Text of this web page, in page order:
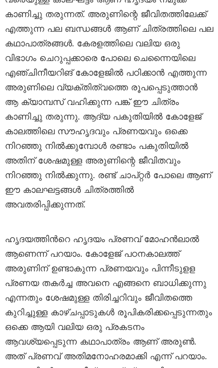
കാണിച്ചു തരുന്നത്. അരുണിന്റെ ജീവിതത്തിലേക്ക്
എത്തുന്ന പല ബന്ധങ്ങൾ ആണ് ചിത്രത്തിലെ പല
കഥാപാത്രങ്ങൾ. കേരളത്തിലെ വലിയ ഒരു
വിഭാഗം ചെറുപ്പക്കാരെ പോലെ ചെന്നൈയിലെ
എഞ്ചിനീയറിങ് കോളേജിൽ പഠിക്കാൻ എത്തുന്ന
അരുണിലെ വ്യക്തിത്വത്തെ രൂപപ്പെടുത്താൻ
ആ ക്യാമ്പസ് വഹിക്കുന്ന പങ്ക് ഈ ചിത്രം
കാണിച്ചു തരുന്നു. ആദ്യ പകുതിയിൽ കോളേജ്
കാലത്തിലെ സൗഹൃദവും പ്രണയവും ഒക്കെ
നിറഞ്ഞു നിൽക്കുമ്പോൾ രണ്ടാം പകുതിയിൽ
അതിന് ശേഷമുള്ള അരുണിന്റെ ജീവിതവും
നിറഞ്ഞു നിൽക്കുന്നു. രണ്ട് ചാപ്റ്റർ പോലെ ആണ്
ഈ കാലഘട്ടങ്ങൾ ചിത്രത്തിൽ
അവതരിപ്പിക്കുന്നത്.
ഹൃദയത്തിന്‍റെ ഹൃദയം പ്രണവ് മോഹൻലാൽ
ആണെന്ന് പറയാം. കോളേജ് പഠനകാലത്ത്
അരുണിന് ഉണ്ടാകുന്ന പ്രണയവും പിന്നീടുളള
പ്രണയ തകർച്ച അവനെ എങ്ങനെ ബാധിക്കുന്നു
എന്നതും ശേഷമുള്ള തിരിച്ചറിവും ജീവിതത്തെ
കുറിച്ചുള്ള കാഴ്ചപ്പാടുകൾ രൂപികരിക്കപ്പെടുന്നതും
ഒക്കെ ആയി വലിയ ഒരു പ്രകടനം
ആവശ്യപ്പെടുന്ന കഥാപാത്രം ആണ് അരുൺ.
അത് പ്രണവ് അതിമനോഹരമാക്കി എന്ന് പറയാം.